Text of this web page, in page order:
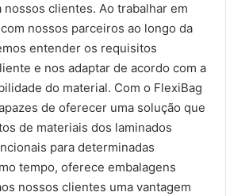
nossos clientes. Ao trabalhar em
nossos parceiros ao longo da
entender os requisitos
e nos adaptar de acordo com a
do material. Com o FlexiBag
de oferecer uma solução que
de materiais dos laminados
para determinadas
tempo, oferece embalagens
nossos clientes uma vantagem